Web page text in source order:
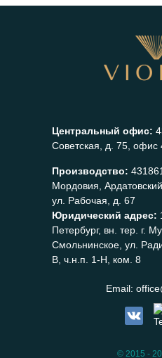
Центральный офис:
Советская, д. 75, офис
Производство:
Мордовия,
ул. Рабочая, д. 67
Юридический адрес:
Петербург, вн. тер. г.
Смольнинское, ул.
В, ч.н.п. 1-Н, ком. 8
Email:
© 2015 -